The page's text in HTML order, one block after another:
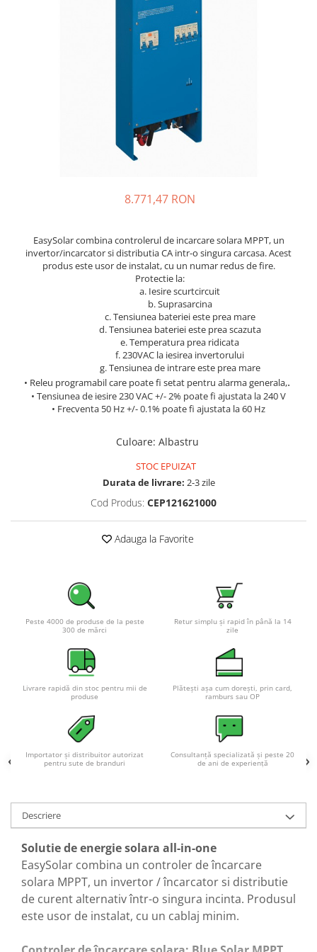
Sisteme de management (BMS)
Redresoare, incarcatoare si testere
8.771,47 RON
EasySolar combina controlerul de incarcare solara MPPT, un
invertor/incarcator si distributia CA intr-o singura carcasa. Acest
produs este usor de instalat, cu un numar redus de fire.
Protectie la:
a. Iesire scurtcircuit
b. Suprasarcina
c. Tensiunea bateriei este prea mare
d. Tensiunea bateriei este prea scazuta
e. Temperatura prea ridicata
f. 230VAC la iesirea invertorului
g. Tensiunea de intrare este prea mare
• Releu programabil care poate fi setat pentru alarma generala,.
• Tensiunea de iesire 230 VAC +/- 2% poate fi ajustata la 240 V
• Frecventa 50 Hz +/- 0.1% poate fi ajustata la 60 Hz
Culoare: Albastru
STOC EPUIZAT
Durata de livrare: 2-3 zile
Cod Produs: CEP121621000
Adauga la Favorite
Peste 4000 de produse de la peste
300 de mărci
Retur simplu și rapid în până la 14
zile
Livrare rapidă din stoc pentru mii de
produse
Plătești așa cum dorești, prin card,
ramburs sau OP
Importator și distribuitor autorizat
pentru sute de branduri
Consultanță specializată și peste 20
de ani de experiență
Descriere
Solutie de energie solara all-in-one
EasySolar combina un controler de încarcare
solara MPPT, un invertor / încarcator si distributie
de curent alternativ într-o singura incinta. Produsul
este usor de instalat, cu un cablaj minim.